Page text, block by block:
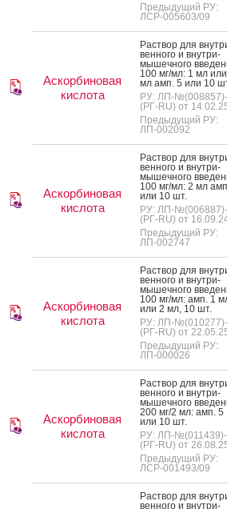
Предыдущий РУ:
ЛСР-005603/09
Аскорбиновая
кислота
Рас­твор для
вен­но­го и внут­ри­
мышеч­но­го
100 мг/мл: 1 мл
мл амп. 5 или 10
РУ: ЛП-№(008857)-
(РГ-RU) от
Предыдущий РУ:
ЛП-002092
Аскорбиновая
кислота
Рас­твор для
вен­но­го и внут­ри­
мышеч­но­го
100 мг/мл: 2 мл
или 10 шт.
РУ: ЛП-№(006887)-
(РГ-RU) от
Предыдущий РУ:
ЛП-002747
Аскорбиновая
кислота
Рас­твор для
вен­но­го и внут­ри­
мышеч­но­го
100 мг/мл: амп. 1
или 2 мл, 10 шт.
РУ: ЛП-№(010277)-
(РГ-RU) от
Предыдущий РУ:
ЛП-000026
Аскорбиновая
кислота
Рас­твор для
вен­но­го и внут­ри­
мышеч­но­го
200 мг/2 мл: амп. 5
или 10 шт.
РУ: ЛП-№(011439)-
(РГ-RU) от
Предыдущий РУ:
ЛСР-001493/09
Рас­твор для
вен­но­го и внут­ри­